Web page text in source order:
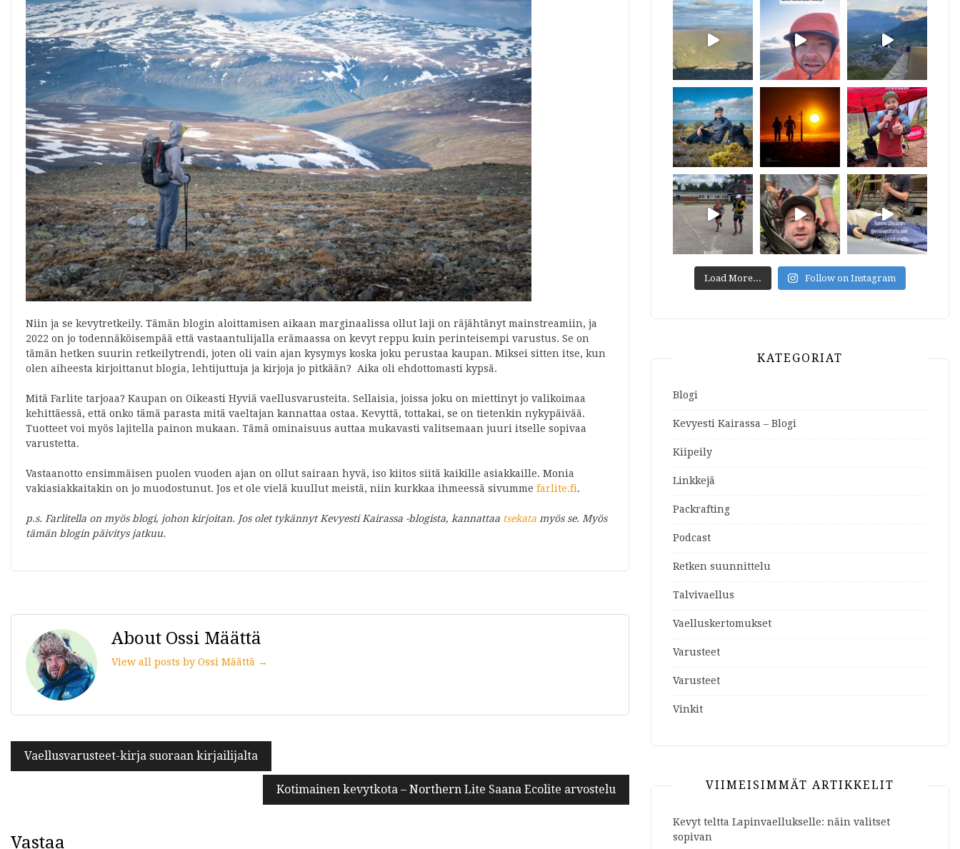
Niin ja se kevytretkeily. Tämän blogin aloittamisen aikaan marginaalissa ollut laji on räjähtänyt mainstreamiin, ja
2022 on jo todennäköisempää että vastaantulijalla erämaassa on kevyt reppu kuin perinteisempi varustus. Se on
tämän hetken suurin retkeilytrendi, joten oli vain ajan kysymys koska joku perustaa kaupan. Miksei sitten itse, kun
olen aiheesta kirjoittanut blogia, lehtijuttuja ja kirjoja jo pitkään? Aika oli ehdottomasti kypsä.
Mitä Farlite tarjoaa? Kaupan on Oikeasti Hyviä vaellusvarusteita. Sellaisia, joissa joku on miettinyt jo valikoimaa
kehittäessä, että onko tämä parasta mitä vaeltajan kannattaa ostaa. Kevyttä, tottakai, se on tietenkin nykypäivää.
Tuotteet voi myös lajitella painon mukaan. Tämä ominaisuus auttaa mukavasti valitsemaan juuri itselle sopivaa
varustetta.
Vastaanotto ensimmäisen puolen vuoden ajan on ollut sairaan hyvä, iso kiitos siitä kaikille asiakkaille. Monia
vakiasiakkaitakin on jo muodostunut. Jos et ole vielä kuullut meistä, niin kurkkaa ihmeessä sivumme farlite.fi.
p.s. Farlitella on myös blogi, johon kirjoitan. Jos olet tykännyt Kevyesti Kairassa -blogista, kannattaa tsekata myös se. Myös
tämän blogin päivitys jatkuu.
About Ossi Määttä
View all posts by Ossi Määttä →
Artikkelien
selaus
Vaellusvarusteet-kirja suoraan kirjailijalta
Kotimainen kevytkota – Northern Lite Saana Ecolite arvostelu
Vastaa
Load More... Follow on Instagram
KATEGORIAT
Blogi
Kevyesti Kairassa – Blogi
Kiipeily
Linkkejä
Packrafting
Podcast
Retken suunnittelu
Talvivaellus
Vaelluskertomukset
Varusteet
Varusteet
Vinkit
VIIMEISIMMÄT ARTIKKELIT
Kevyt teltta Lapinvaellukselle: näin valitset
sopivan